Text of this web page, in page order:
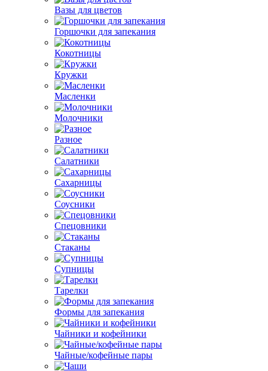
Вазы для цветов
Горшочки для запекания
Кокотницы
Кружки
Масленки
Молочники
Разное
Салатники
Сахарницы
Соусники
Спецовники
Стаканы
Супницы
Тарелки
Формы для запекания
Чайники и кофейники
Чайные/кофейные пары